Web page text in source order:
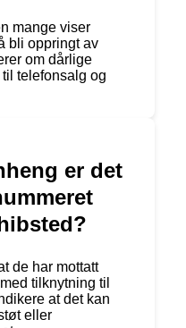
mange viser
bli oppringt av
om dårlige
telefonsalg og
er det
de har mottatt
tilknytning til
at det kan
eller